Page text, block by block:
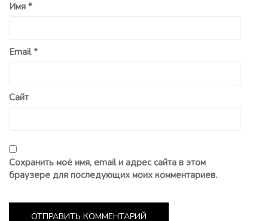
Имя *
Email*
Сайт
Сохранить моё имя, email и адрес сайта в этом
браузере для последующих моих комментариев.